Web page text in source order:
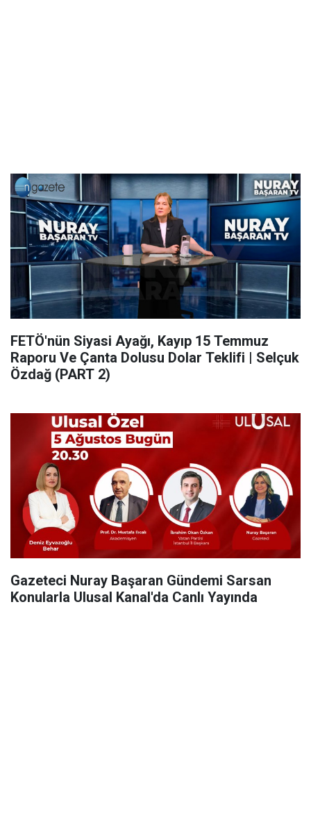
FETÖ'nün Siyasi Ayağı, Kayıp 15 Temmuz
Raporu Ve Çanta Dolusu Dolar Teklifi | Selçuk
Özdağ (PART 2)
Gazeteci Nuray Başaran Gündemi Sarsan
Konularla Ulusal Kanal'da Canlı Yayında